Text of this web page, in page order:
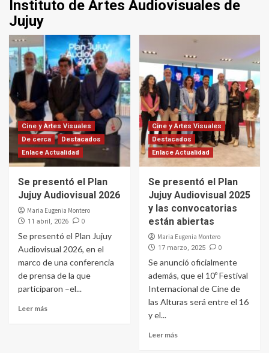
Instituto de Artes Audiovisuales de
Jujuy
Cine y Artes Visuales
De cerca
Destacados
Enlace Actualidad
Se presentó el Plan
Jujuy Audiovisual 2026
Maria Eugenia Montero
11 abril, 2026 0
Se presentó el Plan Jujuy
Audiovisual 2026, en el
marco de una conferencia
de prensa de la que
participaron –el...
Leer más
Cine y Artes Visuales
Destacados
Enlace Actualidad
Se presentó el Plan
Jujuy Audiovisual 2025
y las convocatorias
están abiertas
Maria Eugenia Montero
17 marzo, 2025 0
Se anunció oficialmente
además, que el 10º Festival
Internacional de Cine de
las Alturas será entre el 16
y el...
Leer más